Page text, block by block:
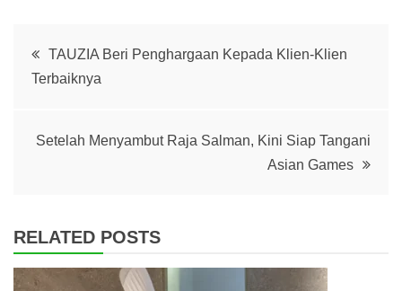
Post
navigation
TAUZIA Beri Penghargaan Kepada Klien-Klien
Terbaiknya
Setelah Menyambut Raja Salman, Kini Siap Tangani
Asian Games
RELATED POSTS